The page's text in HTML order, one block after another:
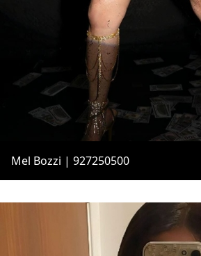
Mel Bozzi | 927250500